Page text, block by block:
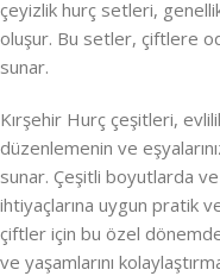
çeyizlik hurç setleri,
oluşur. Bu setler, çiftlere
sunar.
Kırşehir Hurç çeşitleri, evlilik
düzenlemenin ve
sunar. Çeşitli boyutlarda
ihtiyaçlarına uygun pratik
çiftler için bu özel
ve yaşamlarını